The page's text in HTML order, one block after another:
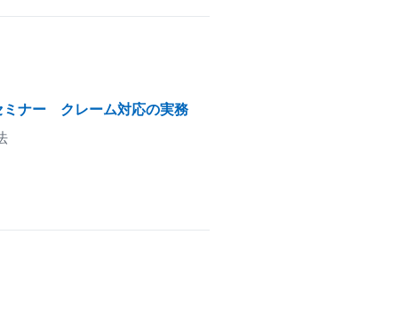
ミナー クレーム対応の実務